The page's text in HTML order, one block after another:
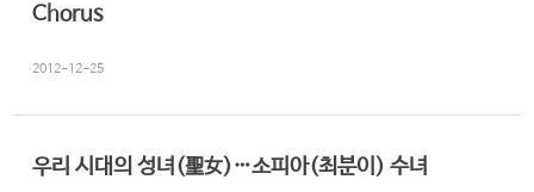
Chorus
2012-12-25
우리 시대의 성녀(聖女)…소피아(최분이) 수녀